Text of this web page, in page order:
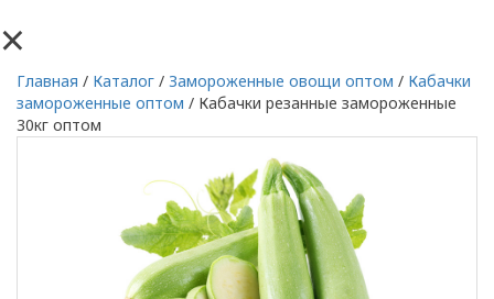
×
Главная / Каталог / Замороженные овощи оптом / Кабачки
замороженные оптом / Кабачки резанные замороженные
30кг оптом